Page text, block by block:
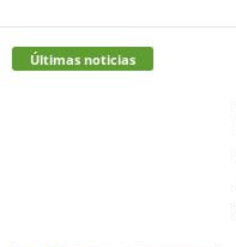
Últimas noticias